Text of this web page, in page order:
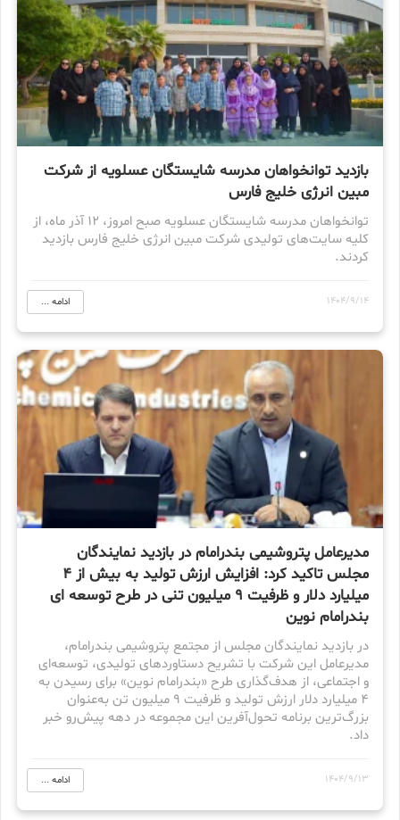
بازدید توانخواهان مدرسه شایستگان عسلویه از شرکت
مبین انرژی خلیج فارس
توانخواهان مدرسه شایستگان عسلویه صبح امروز، ۱۲ آذر ماه، از
کلیه سایت‌های تولیدی شرکت مبین انرژی خلیج فارس بازدید
کردند.
1404/9/14 ادامه ...
مدیرعامل پتروشیمی بندرامام در بازدید نمایندگان
مجلس تاکید کرد: افزایش ارزش تولید به بیش از ۴
میلیارد دلار و ظرفیت ۹ میلیون تنی در طرح توسعه ای
بندرامام نوین
در بازدید نمایندگان مجلس از مجتمع پتروشیمی بندرامام،
مدیرعامل این شرکت با تشریح دستاوردهای تولیدی، توسعه‌ای
و اجتماعی، از هدف‌گذاری طرح «بندرامام نوین» برای رسیدن به
۴ میلیارد دلار ارزش تولید و ظرفیت ۹ میلیون تن به‌عنوان
بزرگ‌ترین برنامه تحول‌آفرین این مجموعه در دهه پیش‌رو خبر
داد.
1404/9/13 ادامه ...